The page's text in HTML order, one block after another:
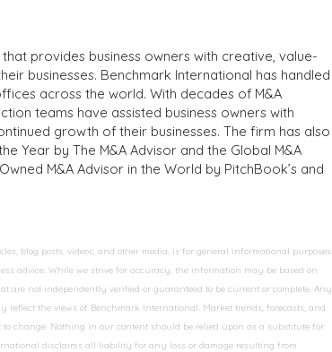
provides business owners with creative, value-
businesses. Benchmark International has handled
across the world. With decades of M&A
teams have assisted business owners with
growth of their businesses. The firm has also
Year by The M&A Advisor and the Global M&A
M&A Advisor in the World by PitchBook’s and
blog posts, videos, and other media, is for general informational purposes
advice. While we strive for accuracy, the information may be based on
not independently verified or guaranteed to be current or complete. Any
reflect the views of Benchmark International. Market trends, forecasts, and
change. Nothing in our content should be relied upon as a substitute for
disclaims all liability for any loss or damage resulting from